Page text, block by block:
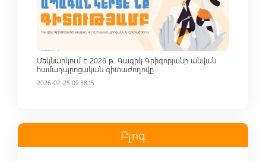
Մեկնարկում է 2026 թ. Գագիկ Գրիգորյանի անվան
համադպրոցական գիտաժողովը
2026-02-25 09:58:15
Բլոգ